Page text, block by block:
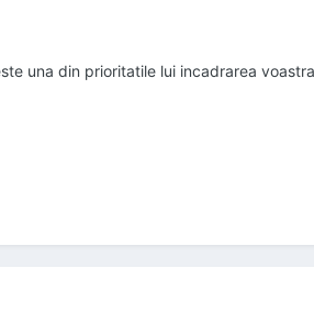
una din prioritatile lui incadrarea